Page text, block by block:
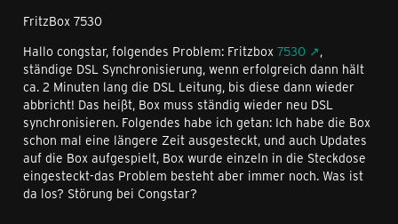
FritzBox 7530
Hallo congstar, folgendes Problem: Fritzbox 7530
,
ständige DSL Synchronisierung, wenn erfolgreich dann hält
ca. 2 Minuten lang die DSL Leitung, bis diese dann wieder
abbricht! Das heißt, Box muss ständig wieder neu DSL
synchronisieren. Folgendes habe ich getan: Ich habe die Box
schon mal eine längere Zeit ausgesteckt, und auch Updates
auf die Box aufgespielt, Box wurde einzeln in die Steckdose
eingesteckt-das Problem besteht aber immer noch. Was ist
da los? Störung bei Congstar?